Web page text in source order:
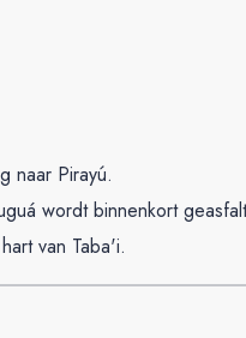
naar Pirayú.
wordt binnenkort
van Taba'i.